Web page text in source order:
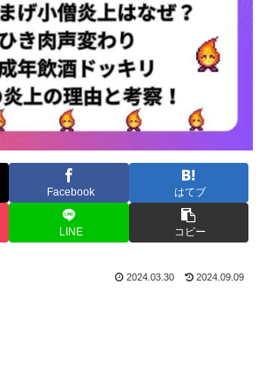
Facebook はてブ
LINE コピー
2024.03.30 2024.09.09